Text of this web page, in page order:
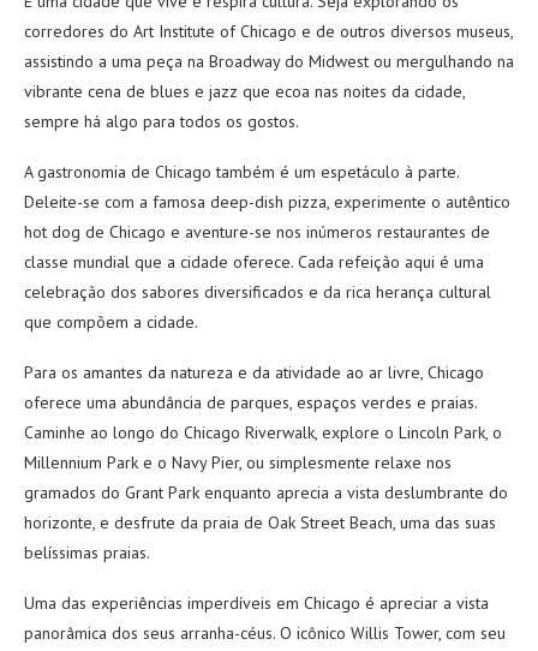
corredores do Art Institute of Chicago e de outros diversos museus,
assistindo a uma peça na Broadway do Midwest ou mergulhando na
vibrante cena de blues e jazz que ecoa nas noites da cidade,
sempre há algo para todos os gostos.
A gastronomia de Chicago também é um espetáculo à parte.
Deleite-se com a famosa deep-dish pizza, experimente o autêntico
hot dog de Chicago e aventure-se nos inúmeros restaurantes de
classe mundial que a cidade oferece. Cada refeição aqui é uma
celebração dos sabores diversificados e da rica herança cultural
que compõem a cidade.
Para os amantes da natureza e da atividade ao ar livre, Chicago
oferece uma abundância de parques, espaços verdes e praias.
Caminhe ao longo do Chicago Riverwalk, explore o Lincoln Park, o
Millennium Park e o Navy Pier, ou simplesmente relaxe nos
gramados do Grant Park enquanto aprecia a vista deslumbrante do
horizonte, e desfrute da praia de Oak Street Beach, uma das suas
belíssimas praias.
Uma das experiências imperdíveis em Chicago é apreciar a vista
panorâmica dos seus arranha-céus. O icônico Willis Tower, com seu